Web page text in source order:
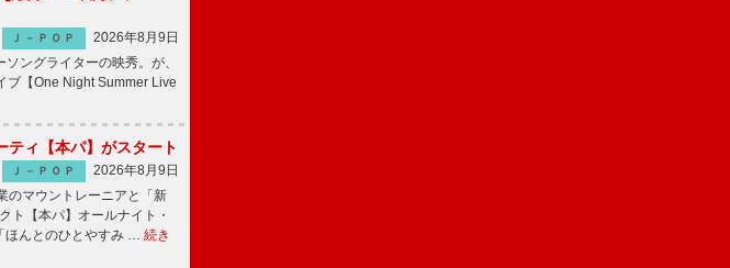
Ｊ－ＰＯＰ
2026年8月9日
ングライターの映秀。が、
ブ【One Night Summer Live
ィ【本パ】がスタート
Ｊ－ＰＯＰ
2026年8月9日
のマウントレーニアと「新
ト【本パ】オールナイト・
ほんとのひとやすみ … 続き